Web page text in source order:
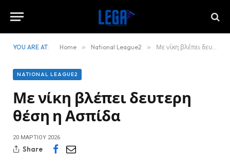
YOU ARE AT: Home » National League2 » Με νίκη βλέπει δευτερη θέση η Ασπίδα
NATIONAL LEAGUE2
Με νίκη βλέπει δευτερη
θέση η Ασπίδα
20 ΜΑΡΤΊΟΥ 2026
Share